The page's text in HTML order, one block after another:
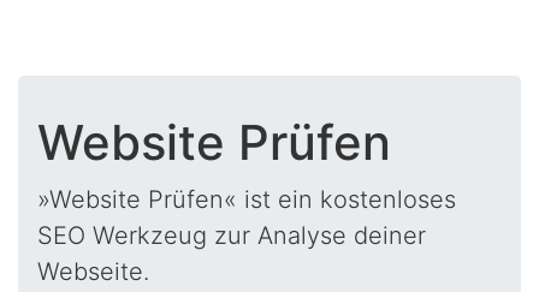
Website Prüfen
»Website Prüfen« ist ein kostenloses
SEO Werkzeug zur Analyse deiner
Webseite.